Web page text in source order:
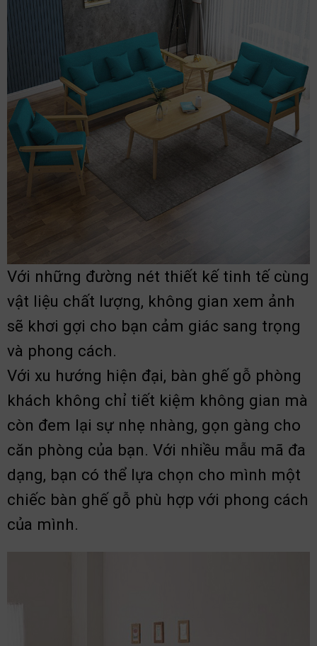
Với những đường nét thiết kế tinh tế cùng
vật liệu chất lượng, không gian xem ảnh
sẽ khơi gợi cho bạn cảm giác sang trọng
và phong cách.
Với xu hướng hiện đại, bàn ghế gỗ phòng
khách không chỉ tiết kiệm không gian mà
còn đem lại sự nhẹ nhàng, gọn gàng cho
căn phòng của bạn. Với nhiều mẫu mã đa
dạng, bạn có thể lựa chọn cho mình một
chiếc bàn ghế gỗ phù hợp với phong cách
của mình.